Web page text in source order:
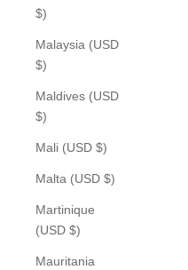
$)
Malaysia (USD
$)
Maldives (USD
$)
Mali (USD $)
Malta (USD $)
Martinique
(USD $)
Mauritania